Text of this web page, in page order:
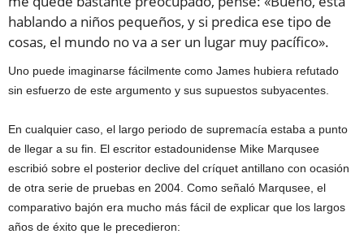
hablando a niños pequeños, y si predica ese tipo de
cosas, el mundo no va a ser un lugar muy pacífico».
Uno puede imaginarse fácilmente como James hubiera refutado
sin esfuerzo de este argumento y sus supuestos subyacentes.
En cualquier caso, el largo periodo de supremacía estaba a punto
de llegar a su fin. El escritor estadounidense Mike Marqusee
escribió sobre el posterior declive del críquet antillano con ocasión
de otra serie de pruebas en 2004. Como señaló Marqusee, el
comparativo bajón era mucho más fácil de explicar que los largos
años de éxito que le precedieron: